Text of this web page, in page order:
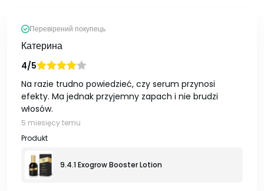
Перевірений покупець
Катерина
Oceniono
na 5
4/5
Na razie trudno powiedzieć, czy serum przynosi
efekty. Ma jednak przyjemny zapach i nie brudzi
włosów.
5 miesięcy temu
9.4.1 Exogrow Booster Lotion